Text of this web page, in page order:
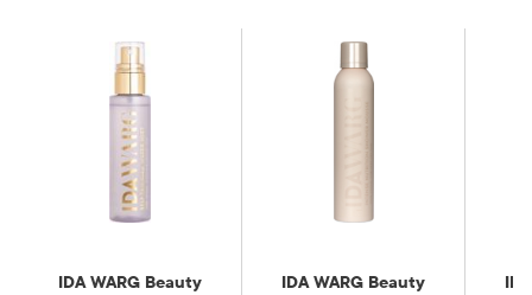
IDA WARG Beauty IDA WARG Beauty